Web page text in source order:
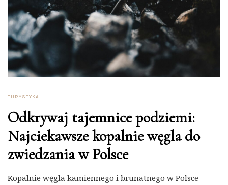
TURYSTYKA
Odkrywaj tajemnice podziemi:
Najciekawsze kopalnie węgla do
zwiedzania w Polsce
Kopalnie węgla kamiennego i brunatnego w Polsce